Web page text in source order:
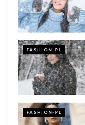
FASHION-PL
FASHION-PL